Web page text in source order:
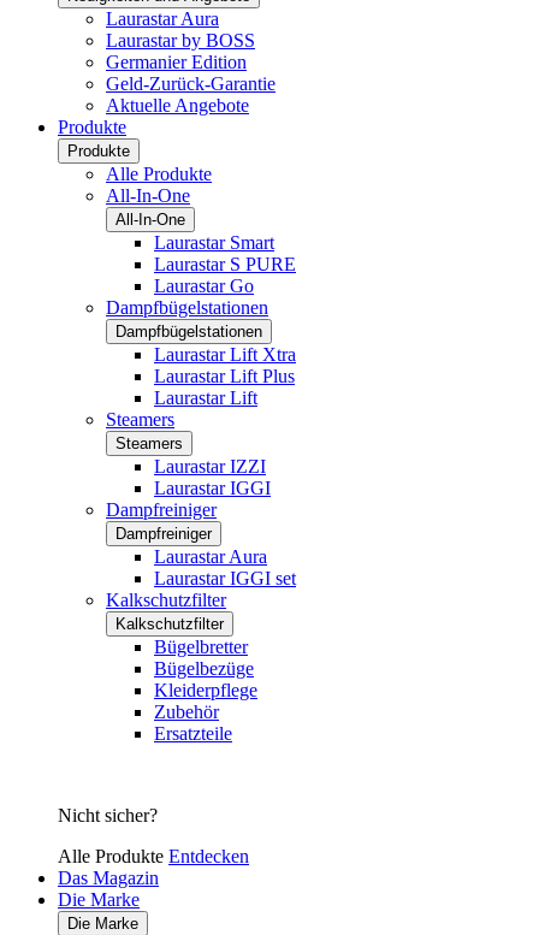
Laurastar Aura
Laurastar by BOSS
Germanier Edition
Geld-Zurück-Garantie
Aktuelle Angebote
Produkte
Produkte
Alle Produkte
All-In-One
All-In-One
Laurastar Smart
Laurastar S PURE
Laurastar Go
Dampfbügelstationen
Dampfbügelstationen
Laurastar Lift Xtra
Laurastar Lift Plus
Laurastar Lift
Steamers
Steamers
Laurastar IZZI
Laurastar IGGI
Dampfreiniger
Dampfreiniger
Laurastar Aura
Laurastar IGGI set
Kalkschutzfilter
Kalkschutzfilter
Bügelbretter
Bügelbezüge
Kleiderpflege
Zubehör
Ersatzteile
Nicht sicher?
Alle Produkte Entdecken
Das Magazin
Die Marke
Die Marke